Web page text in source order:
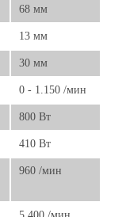
68 мм
13 мм
30 мм
0 - 1.150 /мин
800 Вт
410 Вт
960 /мин